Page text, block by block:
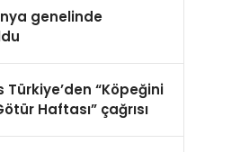
genelinde
Türkiye’den “Köpeğini
Haftası” çağrısı